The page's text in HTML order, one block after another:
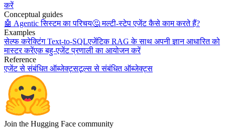
करें
Conceptual guides
🤖 Agentic सिस्टम का परिचय🤔 मल्टी-स्टेप एजेंट कैसे काम करते हैं?
Examples
सेल्फ करेक्टिंग Text-to-SQLएजेंटिक RAG के साथ अपनी ज्ञान आधारित को
मास्टर करेंएक बहु-एजेंट प्रणाली का आयोजन करें
Reference
एजेंट से संबंधित ऑब्जेक्ट्सटूल्स से संबंधित ऑब्जेक्ट्स
Join the Hugging Face community